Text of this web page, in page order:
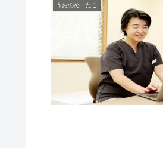
うおのめ・たこ